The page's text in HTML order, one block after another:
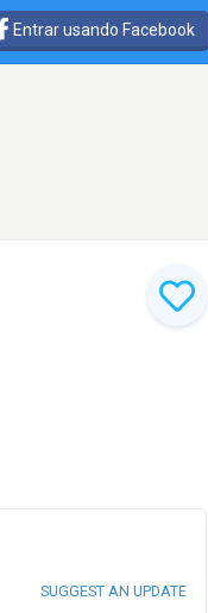
Entrar usando Facebook
SUGGEST AN UPDATE